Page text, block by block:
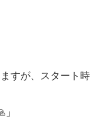
すが、スタート時